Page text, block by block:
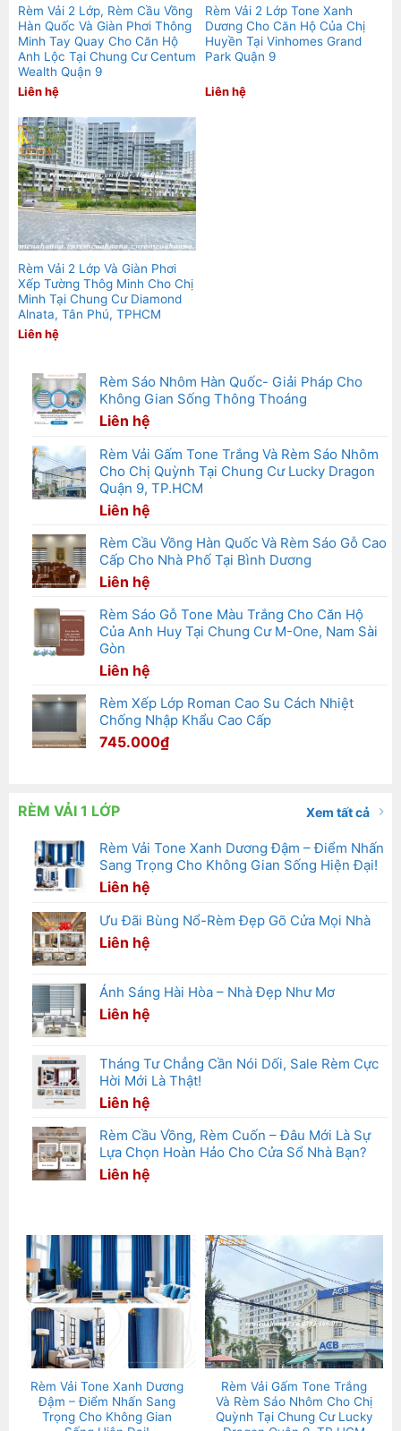
Rèm Vải 2 Lớp, Rèm Cầu Vồng
Hàn Quốc Và Giàn Phơi Thông
Minh Tay Quay Cho Căn Hộ
Anh Lộc Tại Chung Cư Centum
Wealth Quận 9
Liên hệ
Rèm Vải 2 Lớp Tone Xanh
Dương Cho Căn Hộ Của Chị
Huyền Tại Vinhomes Grand
Park Quận 9
Liên hệ
Rèm Vải 2 Lớp Và Giàn Phơi
Xếp Tường Thôg Minh Cho Chị
Minh Tại Chung Cư Diamond
Alnata, Tân Phú, TPHCM
Liên hệ
Rèm Sáo Nhôm Hàn Quốc- Giải Pháp Cho
Không Gian Sống Thông Thoáng
Liên hệ
Rèm Vải Gấm Tone Trắng Và Rèm Sáo Nhôm
Cho Chị Quỳnh Tại Chung Cư Lucky Dragon
Quận 9, TP.HCM
Liên hệ
Rèm Cầu Vồng Hàn Quốc Và Rèm Sáo Gỗ Cao
Cấp Cho Nhà Phố Tại Bình Dương
Liên hệ
Rèm Sáo Gỗ Tone Màu Trắng Cho Căn Hộ
Của Anh Huy Tại Chung Cư M-One, Nam Sài
Gòn
Liên hệ
Rèm Xếp Lớp Roman Cao Su Cách Nhiệt
Chống Nhập Khẩu Cao Cấp
745.000₫
RÈM VẢI 1 LỚP Xem tất cả
Rèm Vải Tone Xanh Dương Đậm – Điểm Nhấn
Sang Trọng Cho Không Gian Sống Hiện Đại!
Liên hệ
Ưu Đãi Bùng Nổ-Rèm Đẹp Gõ Cửa Mọi Nhà
Liên hệ
Ánh Sáng Hài Hòa – Nhà Đẹp Như Mơ
Liên hệ
Tháng Tư Chẳng Cần Nói Dối, Sale Rèm Cực
Hời Mới Là Thật!
Liên hệ
Rèm Cầu Vồng, Rèm Cuốn – Đâu Mới Là Sự
Lựa Chọn Hoàn Hảo Cho Cửa Sổ Nhà Bạn?
Liên hệ
Rèm Vải Tone Xanh Dương
Đậm – Điểm Nhấn Sang
Trọng Cho Không Gian
Rèm Vải Gấm Tone Trắng
Và Rèm Sáo Nhôm Cho Chị
Quỳnh Tại Chung Cư Lucky